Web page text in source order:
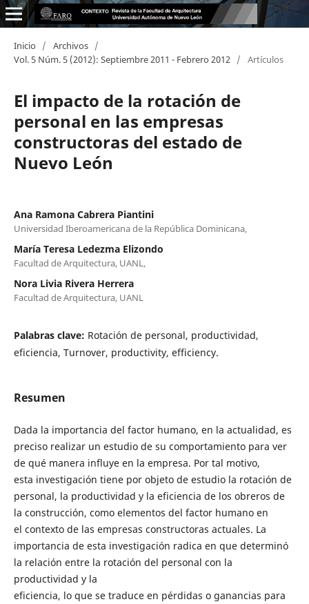
Inicio / Archivos /
Vol. 5 Núm. 5 (2012): Septiembre 2011 - Febrero 2012 / Artículos
El impacto de la rotación de
personal en las empresas
constructoras del estado de
Nuevo León
Ana Ramona Cabrera Piantini
Universidad Iberoamericana de la República Dominicana,
María Teresa Ledezma Elizondo
Facultad de Arquitectura, UANL,
Nora Livia Rivera Herrera
Facultad de Arquitectura, UANL
Palabras clave: Rotación de personal, productividad,
eficiencia, Turnover, productivity, efficiency.
Resumen
Dada la importancia del factor humano, en la actualidad, es
preciso realizar un estudio de su comportamiento para ver
de qué manera influye en la empresa. Por tal motivo,
esta investigación tiene por objeto de estudio la rotación de
personal, la productividad y la eficiencia de los obreros de
la construcción, como elementos del factor humano en
el contexto de las empresas constructoras actuales. La
importancia de esta investigación radica en que determinó
la relación entre la rotación del personal con la
productividad y la
eficiencia, lo que se traduce en pérdidas o ganancias para